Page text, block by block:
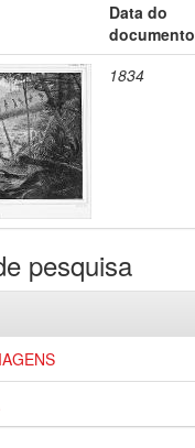
Data do
documento
1834
pesquisa